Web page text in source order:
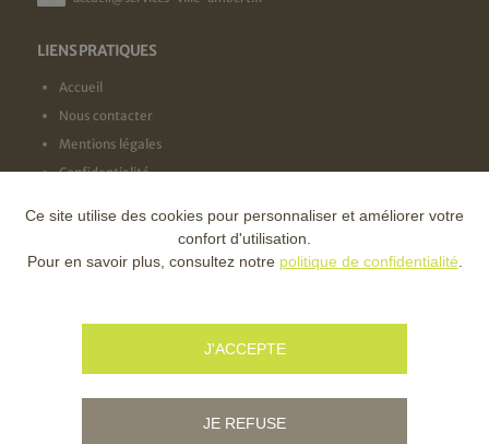
LIENS PRATIQUES
Accueil
Nous contacter
Mentions légales
Confidentialité
NOS LABELS
Ce site utilise des cookies pour personnaliser et améliorer votre
confort d'utilisation.
Pour en savoir plus, consultez notre politique de confidentialité
J'ACCEPTE
JE REFUSE